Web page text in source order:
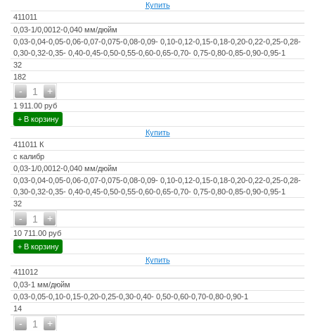
Купить
411011
0,03-1/0,0012-0,040 мм/дюйм
0,03-0,04-0,05-0,06-0,07-0,075-0,08-0,09- 0,10-0,12-0,15-0,18-0,20-0,22-0,25-0,28-
0,30-0,32-0,35- 0,40-0,45-0,50-0,55-0,60-0,65-0,70- 0,75-0,80-0,85-0,90-0,95-1
32
182
+
- 1
1 911.00 руб
+ В корзину
Купить
411011 К
с калибр
0,03-1/0,0012-0,040 мм/дюйм
0,03-0,04-0,05-0,06-0,07-0,075-0,08-0,09- 0,10-0,12-0,15-0,18-0,20-0,22-0,25-0,28-
0,30-0,32-0,35- 0,40-0,45-0,50-0,55-0,60-0,65-0,70- 0,75-0,80-0,85-0,90-0,95-1
32
+
- 1
10 711.00 руб
+ В корзину
Купить
411012
0,03-1 мм/дюйм
0,03-0,05-0,10-0,15-0,20-0,25-0,30-0,40- 0,50-0,60-0,70-0,80-0,90-1
14
+
- 1